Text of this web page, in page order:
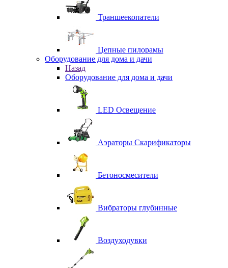
Траншеекопатели
Цепные пилорамы
Оборудование для дома и дачи
Назад
Оборудование для дома и дачи
LED Освещение
Аэраторы Скарификаторы
Бетоносмесители
Вибраторы глубинные
Воздуходувки